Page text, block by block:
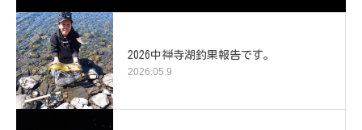
2026中禅寺湖釣果報告です。
2026.05.9